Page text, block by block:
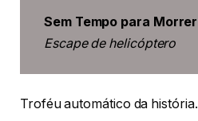
Sem Tempo para Morrer
Escape de helicóptero
Troféu automático da história.